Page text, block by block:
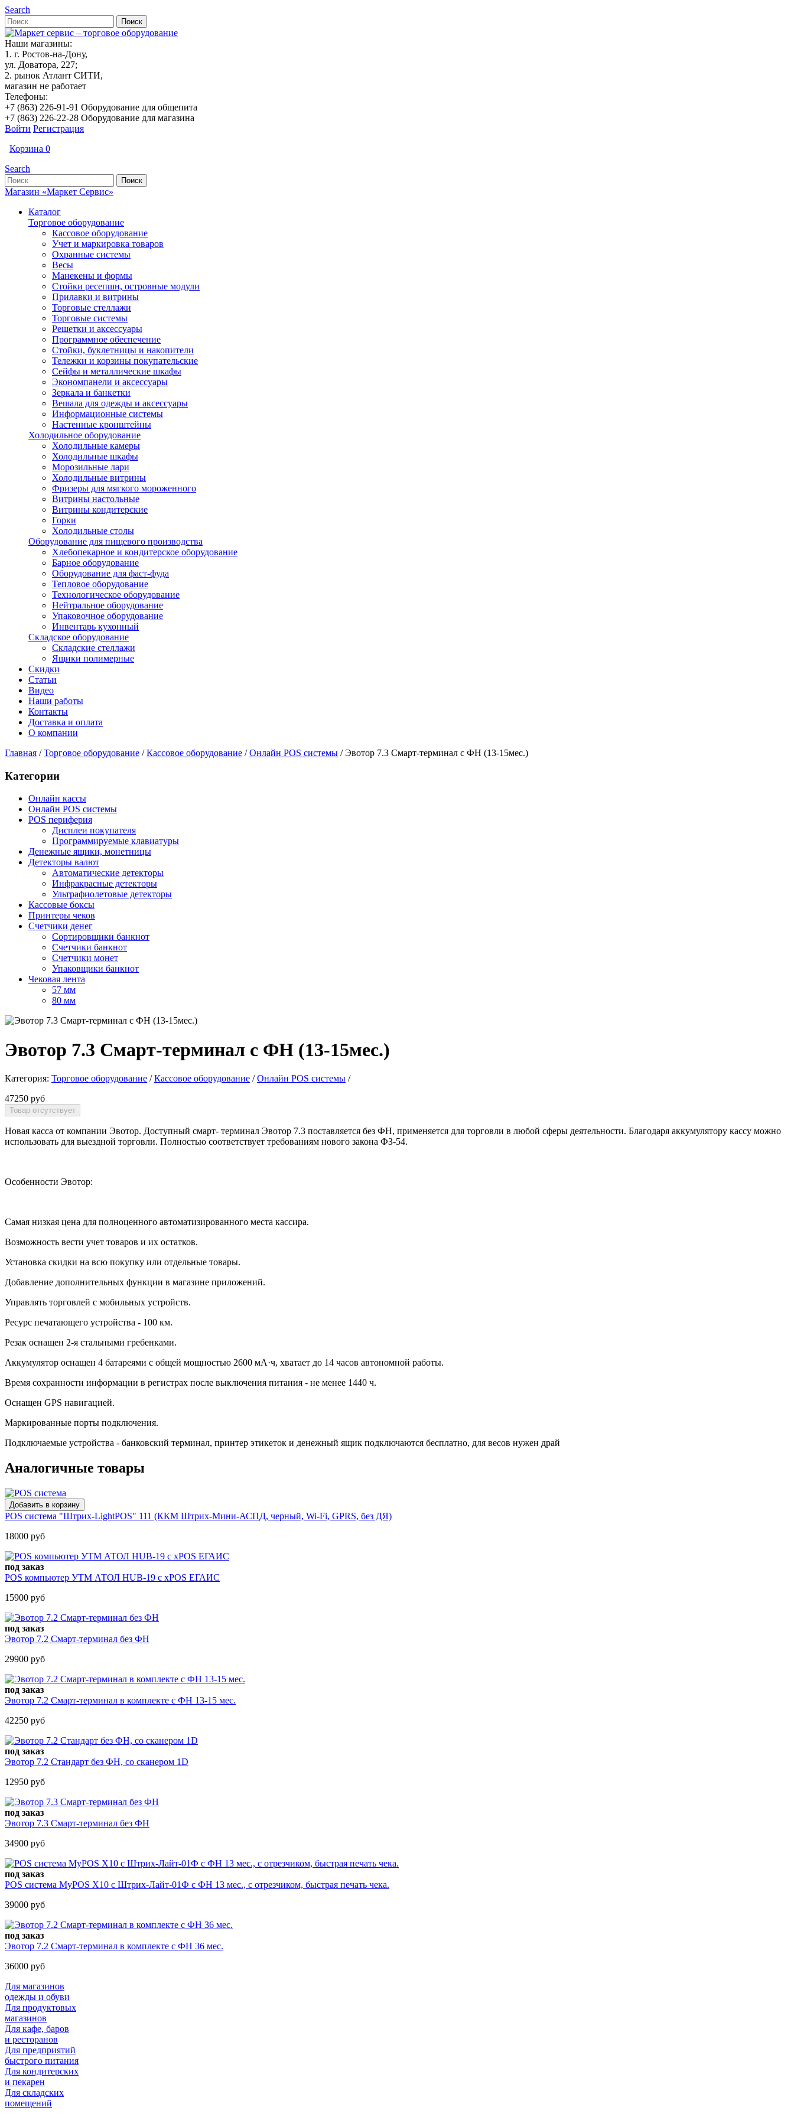
Search
Наши магазины:
1. г. Ростов-на-Дону,
ул. Доватора, 227;
2. рынок Атлант СИТИ,
магазин не работает
Телефоны:
+7 (863) 226-91-91 Оборудование для общепита
+7 (863) 226-22-28 Оборудование для магазина
Войти Регистрация
Корзина 0
Search
Магазин «Маркет Сервис»
Каталог
Торговое оборудование
Кассовое оборудование
Учет и маркировка товаров
Охранные системы
Весы
Манекены и формы
Стойки ресепшн, островные модули
Прилавки и витрины
Торговые стеллажи
Торговые системы
Решетки и аксессуары
Программное обеспечение
Стойки, буклетницы и накопители
Тележки и корзины покупательские
Сейфы и металлические шкафы
Экономпанели и аксессуары
Зеркала и банкетки
Вешала для одежды и аксессуары
Информационные системы
Настенные кронштейны
Холодильное оборудование
Холодильные камеры
Холодильные шкафы
Морозильные лари
Холодильные витрины
Фризеры для мягкого мороженного
Витрины настольные
Витрины кондитерские
Горки
Холодильные столы
Оборудование для пищевого производства
Хлебопекарное и кондитерское оборудование
Барное оборудование
Оборудование для фаст-фуда
Тепловое оборудование
Технологическое оборудование
Нейтральное оборудование
Упаковочное оборудование
Инвентарь кухонный
Складское оборудование
Складские стеллажи
Ящики полимерные
Скидки
Статьи
Видео
Наши работы
Контакты
Доставка и оплата
О компании
Главная / Торговое оборудование / Кассовое оборудование / Онлайн POS системы / Эвотор 7.3 Смарт-терминал с ФН (13-15мес.)
Категории
Онлайн кассы
Онлайн POS системы
POS периферия
Дисплеи покупателя
Программируемые клавиатуры
Денежные ящики, монетницы
Детекторы валют
Автоматические детекторы
Инфракрасные детекторы
Ультрафиолетовые детекторы
Кассовые боксы
Принтеры чеков
Счетчики денег
Сортировщики банкнот
Счетчики банкнот
Счетчики монет
Упаковщики банкнот
Чековая лента
57 мм
80 мм
Эвотор 7.3 Смарт-терминал с ФН (13-15мес.)
Категория: Торговое оборудование / Кассовое оборудование / Онлайн POS системы /
47250 руб
Новая касса от компании Эвотор. Доступный смарт- терминал Эвотор 7.3 поставляется без ФН, применяется для торговли в любой сферы деятельности. Благодаря аккумулятору кассу можно
использовать для выездной торговли. Полностью соответствует требованиям нового закона ФЗ-54.
Особенности Эвотор:
Самая низкая цена для полноценного автоматизированного места кассира.
Возможность вести учет товаров и их остатков.
Установка скидки на всю покупку или отдельные товары.
Добавление дополнительных функции в магазине приложений.
Управлять торговлей с мобильных устройств.
Ресурс печатающего устройства - 100 км.
Резак оснащен 2-я стальными гребенками.
Аккумулятор оснащен 4 батареями с общей мощностью 2600 мА·ч, хватает до 14 часов автономной работы.
Время сохранности информации в регистрах после выключения питания - не менее 1440 ч.
Оснащен GPS навигацией.
Маркированные порты подключения.
Подключаемые устройства - банковский терминал, принтер этикеток и денежный ящик подключаются бесплатно, для весов нужен драй
Аналогичные товары
POS система "Штрих-LightPOS" 111 (ККМ Штрих-Мини-АСПД, черный, Wi-Fi, GPRS, без ДЯ)
18000 руб
под заказ
POS компьютер УТМ АТОЛ HUB-19 с xPOS ЕГАИС
15900 руб
под заказ
Эвотор 7.2 Смарт-терминал без ФН
29900 руб
под заказ
Эвотор 7.2 Смарт-терминал в комплекте c ФН 13-15 мес.
42250 руб
под заказ
Эвотор 7.2 Стандарт без ФН, со сканером 1D
12950 руб
под заказ
Эвотор 7.3 Смарт-терминал без ФН
34900 руб
под заказ
POS система MyPOS X10 с Штрих-Лайт-01Ф с ФН 13 мес., с отрезчиком, быстрая печать чека.
39000 руб
под заказ
Эвотор 7.2 Смарт-терминал в комплекте c ФН 36 мес.
36000 руб
Для магазинов
одежды и обуви
Для продуктовых
магазинов
Для кафе, баров
и ресторанов
Для предприятий
быстрого питания
Для кондитерских
и пекарен
Для складских
помещений